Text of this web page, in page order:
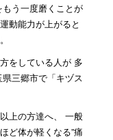
う一度磨くことが
動能力が上がると
をしている人が 多
三郷市で「キヅス
上の方達へ、 一般
ど体が軽くなる”痛